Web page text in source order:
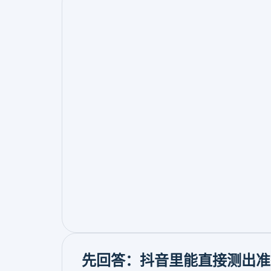
先回答：抖音里能直接测出